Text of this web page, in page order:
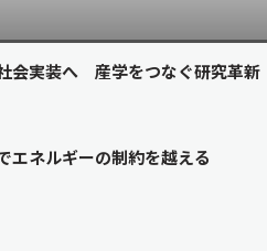
会実装へ 産学をつなぐ研究革新
エネルギーの制約を越える